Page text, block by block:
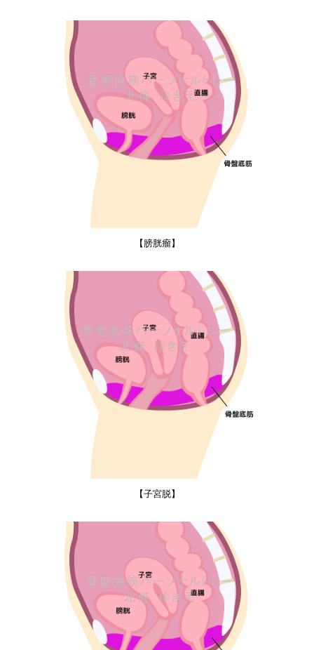
【膀胱瘤】
【子宮脱】